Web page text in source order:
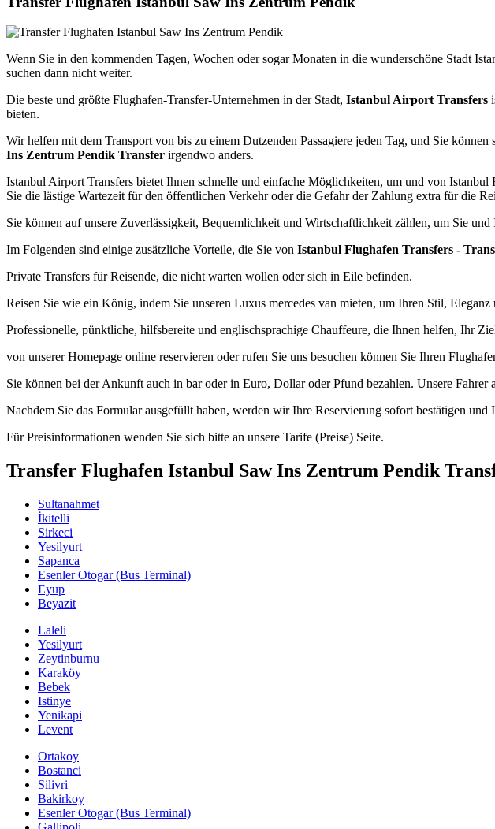
Wenn Sie in den kommenden Tagen, Wochen oder sogar Monaten in die wunderschöne Stadt
suchen dann nicht weiter.
Die beste und größte Flughafen-Transfer-Unternehmen in der Stadt, Istanbul Airport Transfers
bieten.
Wir helfen mit dem Transport von bis zu einem Dutzenden Passagiere jeden Tag, und Sie
Ins Zentrum Pendik Transfer irgendwo anders.
Istanbul Airport Transfers bietet Ihnen schnelle und einfache Möglichkeiten, um und von
Sie die lästige Wartezeit für den öffentlichen Verkehr oder die Gefahr der Zahlung extra für die
Sie können auf unsere Zuverlässigkeit, Bequemlichkeit und Wirtschaftlichkeit zählen, um Sie
Im Folgenden sind einige zusätzliche Vorteile, die Sie von Istanbul Flughafen Transfers -
Private Transfers für Reisende, die nicht warten wollen oder sich in Eile befinden.
Reisen Sie wie ein König, indem Sie unseren Luxus mercedes van mieten, um Ihren Stil, Eleganz
Professionelle, pünktliche, hilfsbereite und englischsprachige Chauffeure, die Ihnen helfen, Ihr
von unserer Homepage online reservieren oder rufen Sie uns besuchen können Sie Ihren
Sie können bei der Ankunft auch in bar oder in Euro, Dollar oder Pfund bezahlen. Unsere Fahrer
Nachdem Sie das Formular ausgefüllt haben, werden wir Ihre Reservierung sofort bestätigen
Für Preisinformationen wenden Sie sich bitte an unsere Tarife (Preise) Seite.
Transfer Flughafen Istanbul Saw Ins Zentrum Pendik
Sultanahmet
İkitelli
Sirkeci
Yesilyurt
Sapanca
Esenler Otogar (Bus Terminal)
Eyup
Beyazit
Laleli
Yesilyurt
Zeytinburnu
Karaköy
Bebek
Istinye
Yenikapi
Levent
Ortakoy
Bostanci
Silivri
Bakirkoy
Esenler Otogar (Bus Terminal)